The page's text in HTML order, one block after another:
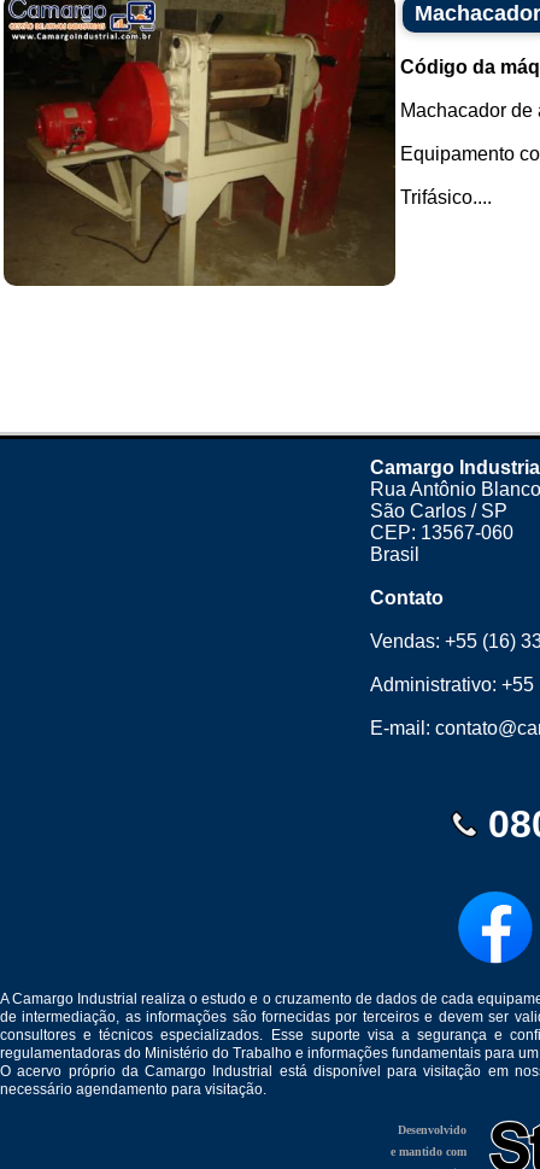
Código da
Machacador
Equipamento
Trifásico....
Camargo
Rua Antônio
São Carlos / SP
CEP: 13567-060
Brasil
Contato
Vendas:+55 (16)
Administrativo:+55
E-mail:
A Camargo Industrial realiza o estudo e o cruzamento de dados de cada
de intermediação, as informações são fornecidas por terceiros e devem ser
consultores e técnicos especializados. Esse suporte visa a segurança e
regulamentadoras do Ministério do Trabalho e informações fundamentais para
O acervo próprio da Camargo Industrial está disponível para visitação em
necessário agendamento para visitação.
Desenvolvido
e mantido com